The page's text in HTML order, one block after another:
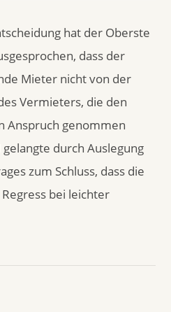
hat der Oberste
dass der
Mieter nicht von der
Vermieters, die den
Anspruch genommen
durch Auslegung
zum Schluss, dass die
bei leichter